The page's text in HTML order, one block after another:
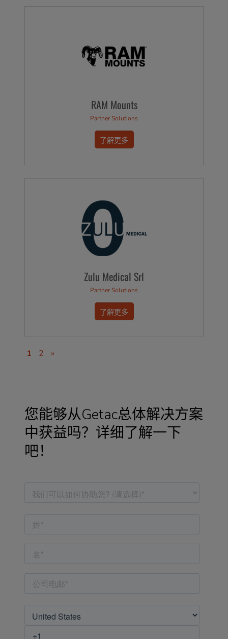
RAM Mounts
Partner Solutions
了解更多
Zulu Medical Srl
Partner Solutions
了解更多
1 2 »
您能够从Getac总体解决方案
中获益吗？详细了解一下
吧！